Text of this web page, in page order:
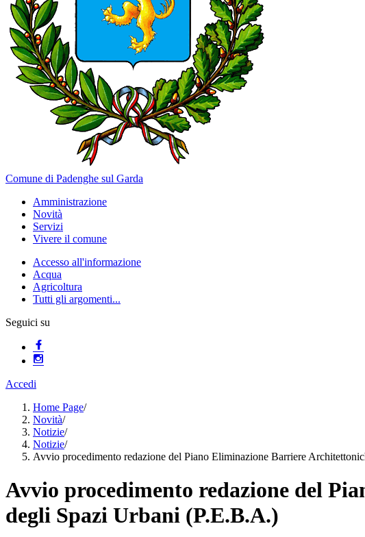
Comune di Padenghe sul Garda
Amministrazione
Novità
Servizi
Vivere il comune
Accesso all'informazione
Acqua
Agricoltura
Tutti gli argomenti...
Seguici su
Accedi
Home Page/
Novità/
Notizie/
Notizie/
Avvio procedimento redazione del Piano Eliminazione Barriere
Avvio procedimento redazione del
degli Spazi Urbani (P.E.B.A.)